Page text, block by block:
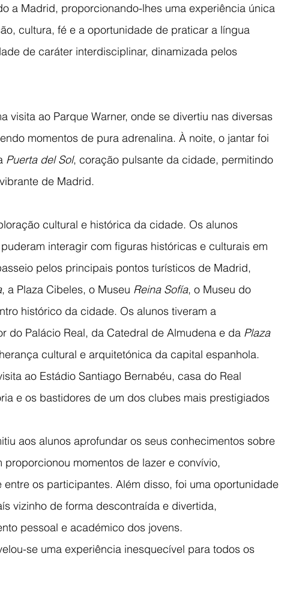
a Madrid, proporcionando-lhes uma experiência única
cultura, fé e a oportunidade de praticar a língua
de caráter interdisciplinar, dinamizada pelos
visita ao Parque Warner, onde se divertiu nas diversas
momentos de pura adrenalina. À noite, o jantar foi
Puerta del Sol, coração pulsante da cidade, permitindo
de Madrid.
cultural e histórica da cidade. Os alunos
interagir com figuras históricas e culturais em
pelos principais pontos turísticos de Madrid,
, a Plaza Cibeles, o Museu Reina Sofía, o Museu do
histórico da cidade. Os alunos tiveram a
do Palácio Real, da Catedral de Almudena e da Plaza
cultural e arquitetónica da capital espanhola.
ao Estádio Santiago Bernabéu, casa do Real
e os bastidores de um dos clubes mais prestigiados
aos alunos aprofundar os seus conhecimentos sobre
momentos de lazer e convívio,
os participantes. Além disso, foi uma oportunidade
vizinho de forma descontraída e divertida,
pessoal e académico dos jovens.
se uma experiência inesquecível para todos os